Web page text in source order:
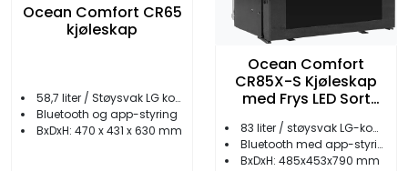
Ocean Comfort CR65
kjøleskap
58,7 liter / Støysvak LG kompressor
Bluetooth og app-styring
BxDxH: 470 x 431 x 630 mm
Ocean Comfort
CR85X-S Kjøleskap
med Frys LED Sort
83 liter / støysvak LG-kompressor
Bluetooth med app-styring
BxDxH: 485x453x790 mm